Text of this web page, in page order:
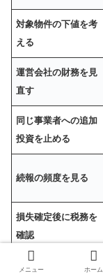
対象物件の下値を考
える
運営会社の財務を見
直す
同じ事業者への追加
投資を止める
続報の頻度を見る
損失確定後に税務を
確認
メニュー ホーム